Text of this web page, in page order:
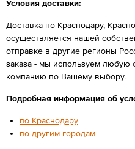
Условия доставки:
Доставка по Краснодару,
осуществляется нашей
отправке в другие регионы
заказа - мы используем любую
компанию по Вашему выбору.
Подробная информация об
по Краснодару
по другим городам